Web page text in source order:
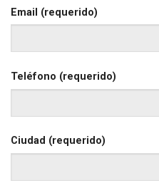
Email (requerido)
Teléfono (requerido)
Ciudad (requerido)